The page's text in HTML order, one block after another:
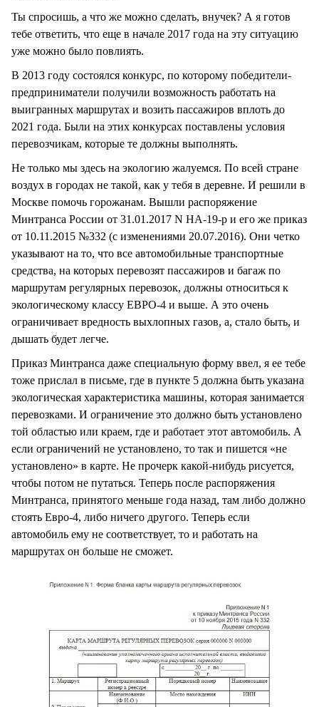
Ты спросишь, а что же можно сделать, внучек? А я готов
тебе ответить, что еще в начале 2017 года на эту ситуацию
уже можно было повлиять.
В 2013 году состоялся конкурс, по которому победители-
предприниматели получили возможность работать на
выигранных маршрутах и возить пассажиров вплоть до
2021 года. Были на этих конкурсах поставлены условия
перевозчикам, которые те должны выполнять.
Не только мы здесь на экологию жалуемся. По всей стране
воздух в городах не такой, как у тебя в деревне. И решили в
Москве помочь горожанам. Вышли распоряжение
Минтранса России от 31.01.2017 N НА-19-р и его же приказ
от 10.11.2015 №332 (с изменениями 20.07.2016). Они четко
указывают на то, что все автомобильные транспортные
средства, на которых перевозят пассажиров и багаж по
маршрутам регулярных перевозок, должны относиться к
экологическому классу ЕВРО-4 и выше. А это очень
ограничивает вредность выхлопных газов, а, стало быть, и
дышать будет легче.
Приказ Минтранса даже специальную форму ввел, я ее тебе
тоже прислал в письме, где в пункте 5 должна быть указана
экологическая характеристика машины, которая занимается
перевозками. И ограничение это должно быть установлено
той областью или краем, где и работает этот автомобиль. А
если ограничений не установлено, то так и пишется «не
установлено» в карте. Не прочерк какой-нибудь рисуется,
чтобы потом не путаться. Теперь после распоряжения
Минтранса, принятого меньше года назад, там либо должно
стоять Евро-4, либо ничего другого. Теперь если
автомобиль ему не соответствует, то и работать на
маршрутах он больше не сможет.